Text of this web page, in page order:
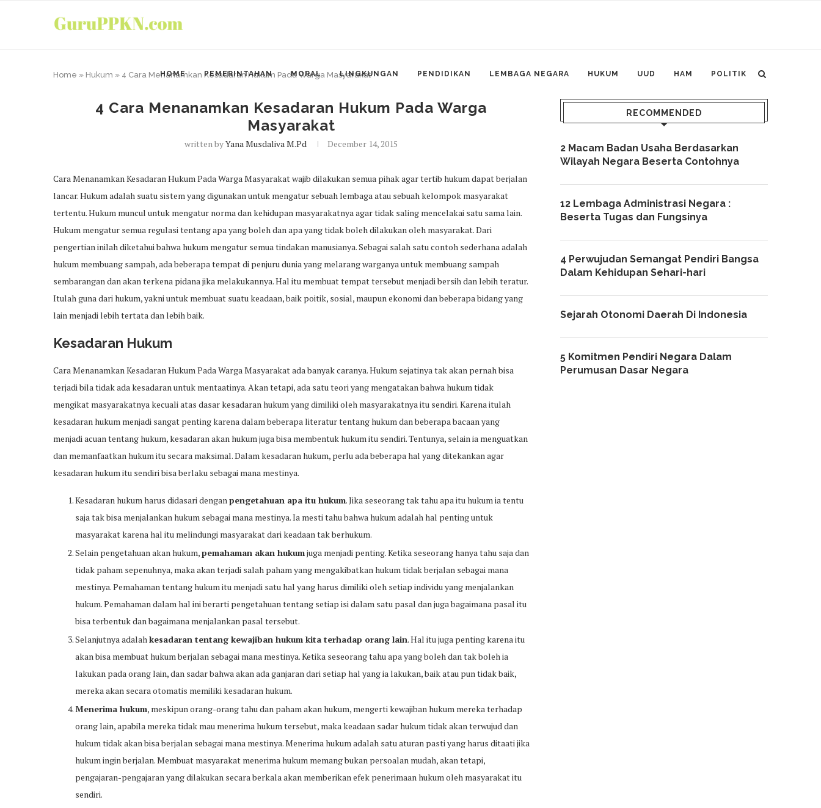
HOME PEMERINTAHAN MORAL LINGKUNGAN PENDIDIKAN LEMBAGA NEGARA HUKUM UUD HAM POLITIK
Home » Hukum » 4 Cara Menanamkan Kesadaran Hukum Pada Warga Masyarakat
4 Cara Menanamkan Kesadaran Hukum Pada Warga
Masyarakat
written byYana Musdaliva M.pd December 14, 2015
Cara Menanamkan Kesadaran Hukum Pada Warga Masyarakat wajib dilakukan semua pihak agar tertib hukum dapat berjalan
lancar. Hukum adalah suatu sistem yang digunakan untuk mengatur sebuah lembaga atau sebuah kelompok masyarakat
tertentu. Hukum muncul untuk mengatur norma dan kehidupan masyarakatnya agar tidak saling mencelakai satu sama lain.
Hukum mengatur semua regulasi tentang apa yang boleh dan apa yang tidak boleh dilakukan oleh masyarakat. Dari
pengertian inilah diketahui bahwa hukum mengatur semua tindakan manusianya. Sebagai salah satu contoh sederhana adalah
hukum membuang sampah, ada beberapa tempat di penjuru dunia yang melarang warganya untuk membuang sampah
sembarangan dan akan terkena pidana jika melakukannya. Hal itu membuat tempat tersebut menjadi bersih dan lebih teratur.
Itulah guna dari hukum, yakni untuk membuat suatu keadaan, baik poitik, sosial, maupun ekonomi dan beberapa bidang yang
lain menjadi lebih tertata dan lebih baik.
Kesadaran Hukum
Cara Menanamkan Kesadaran Hukum Pada Warga Masyarakat ada banyak caranya. Hukum sejatinya tak akan pernah bisa
terjadi bila tidak ada kesadaran untuk mentaatinya. Akan tetapi, ada satu teori yang mengatakan bahwa hukum tidak
mengikat masyarakatnya kecuali atas dasar kesadaran hukum yang dimiliki oleh masyarakatnya itu sendiri. Karena itulah
kesadaran hukum menjadi sangat penting karena dalam beberapa literatur tentang hukum dan beberapa bacaan yang
menjadi acuan tentang hukum, kesadaran akan hukum juga bisa membentuk hukum itu sendiri. Tentunya, selain ia menguatkan
dan memanfaatkan hukum itu secara maksimal. Dalam kesadaran hukum, perlu ada beberapa hal yang ditekankan agar
kesadaran hukum itu sendiri bisa berlaku sebagai mana mestinya.
Kesadaran hukum harus didasari denganpengetahuan apa itu hukum. Jika seseorang tak tahu apa itu hukum ia tentu
saja tak bisa menjalankan hukum sebagai mana mestinya. Ia mesti tahu bahwa hukum adalah hal penting untuk
masyarakat karena hal itu melindungi masyarakat dari keadaan tak berhukum.
Selain pengetahuan akan hukum,pemahaman akan hukumjuga menjadi penting. Ketika seseorang hanya tahu saja dan
tidak paham sepenuhnya, maka akan terjadi salah paham yang mengakibatkan hukum tidak berjalan sebagai mana
mestinya. Pemahaman tentang hukum itu menjadi satu hal yang harus dimiliki oleh setiap individu yang menjalankan
hukum. Pemahaman dalam hal ini berarti pengetahuan tentang setiap isi dalam satu pasal dan juga bagaimana pasal itu
bisa terbentuk dan bagaimana menjalankan pasal tersebut.
Selanjutnya adalahkesadaran tentang kewajiban hukum kita terhadap orang lain. Hal itu juga penting karena itu
akan bisa membuat hukum berjalan sebagai mana mestinya. Ketika seseorang tahu apa yang boleh dan tak boleh ia
lakukan pada orang lain, dan sadar bahwa akan ada ganjaran dari setiap hal yang ia lakukan, baik atau pun tidak baik,
mereka akan secara otomatis memiliki kesadaran hukum.
Menerima hukum, meskipun orang-orang tahu dan paham akan hukum, mengerti kewajiban hukum mereka terhadap
orang lain, apabila mereka tidak mau menerima hukum tersebut, maka keadaan sadar hukum tidak akan terwujud dan
hukum tidak akan bisa berjalan sebagai mana mestinya. Menerima hukum adalah satu aturan pasti yang harus ditaati jika
hukum ingin berjalan. Membuat masyarakat menerima hukum memang bukan persoalan mudah, akan tetapi,
pengajaran-pengajaran yang dilakukan secara berkala akan memberikan efek penerimaan hukum oleh masyarakat itu
sendiri.
RECOMMENDED
2 Macam Badan Usaha Berdasarkan
Wilayah Negara Beserta Contohnya
12 Lembaga Administrasi Negara :
Beserta Tugas dan Fungsinya
4 Perwujudan Semangat Pendiri Bangsa
Dalam Kehidupan Sehari-hari
Sejarah Otonomi Daerah Di Indonesia
5 Komitmen Pendiri Negara Dalam
Perumusan Dasar Negara